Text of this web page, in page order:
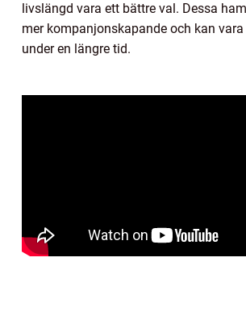
livslängd vara ett bättre val. Dessa
mer kompanjonskapande och kan
under en längre tid.